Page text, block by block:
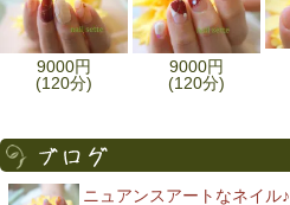
9000円
(120分)
9000円
(120分)
ニュアンスアートなネイル♪